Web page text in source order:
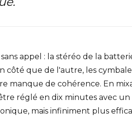
appel : la stéréo de la
côté que de l'autre, les
manque de cohérence. En
réglé en dix minutes avec
mais infiniment plus